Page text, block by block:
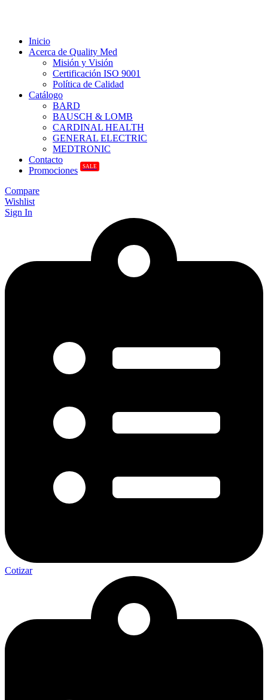
Inicio
Acerca de Quality Med
Misión y Visión
Certificación ISO 9001
Política de Calidad
Catálogo
BARD
BAUSCH & LOMB
CARDINAL HEALTH
GENERAL ELECTRIC
MEDTRONIC
Contacto
Promociones
SALE
Compare
Wishlist
Sign In
Cotizar